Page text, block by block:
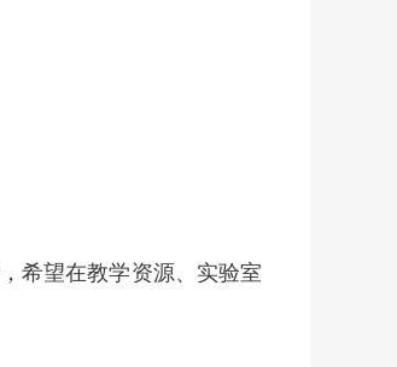
，希望在教学资源、实验室